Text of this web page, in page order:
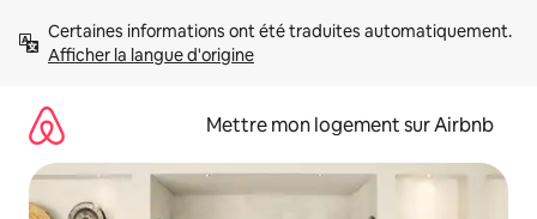
directement
Afficher la langue d'origine
Mettre mon logement sur Airbnb